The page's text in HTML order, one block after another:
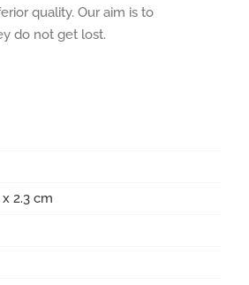
quality. Our aim is to
do not get lost.
2.3 cm